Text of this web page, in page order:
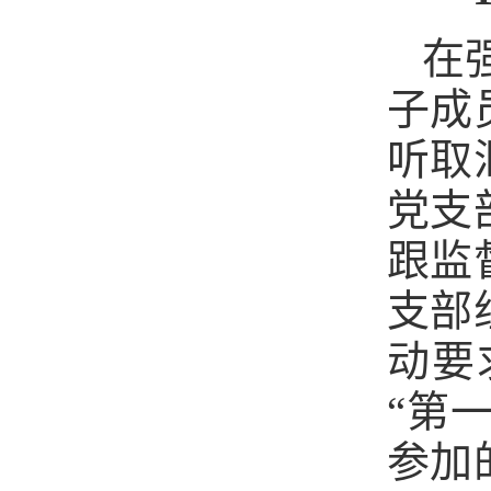
在
子成
听取
党支
跟监
支部
动要
“第
参加